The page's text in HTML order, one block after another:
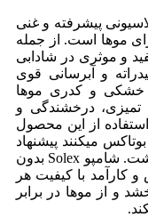
پیشرفته و غنی
موها است. از جمله
و موثری در شادابی
و آبرسانی قوی
خشکی و کدری موها
تمیزی، درخشندگی و
از این محصول
میکنند پیشنهاد
میشود. موهایی تمیز، براق، با دوام و پر پشت. شامپو Solex بدون
کارآمد با کیفیت هر
و از موها در برابر